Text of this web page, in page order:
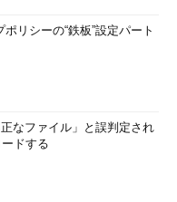
リシーの“鉄板”設定パート
なファイル」と誤判定され
ドする